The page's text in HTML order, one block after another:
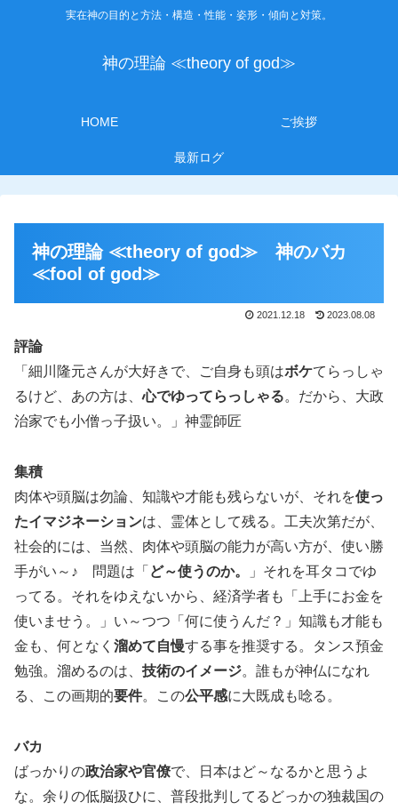
実在神の目的と方法・構造・性能・姿形・傾向と対策。
神の理論 ≪theory of god≫
HOME ご挨拶
最新ログ
神の理論 ≪theory of god≫ 神のバカ
≪fool of god≫
2021.12.18 2023.08.08
評論
「細川隆元さんが大好きで、ご自身も頭はボケてらっしゃ
るけど、あの方は、心でゆってらっしゃる。だから、大政
治家でも小僧っ子扱い。」神霊師匠
集積
肉体や頭脳は勿論、知識や才能も残らないが、それを使っ
たイマジネーションは、霊体として残る。工夫次第だが、
社会的には、当然、肉体や頭脳の能力が高い方が、使い勝
手がい～♪ 問題は「 ど～使うのか。
」それを耳タコでゆ
ってる。それをゆえないから、経済学者も「上手にお金を
使いませう。」い～つつ「何に使うんだ？」知識も才能も
金も、何となく 溜めて自慢する事を推奨する。タンス預金
勉強。溜めるのは、 技術のイメージ。誰もが神仏になれ
る、この画期的要件。この公平感に大既成も唸る。
バカ
ばっかりの政治家や官僚で、日本はど～なるかと思うよ
な。余りの低脳扱ひに、普段批判してるどっかの独裁国の